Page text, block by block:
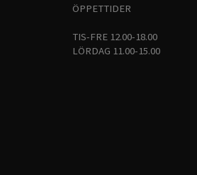
ÖPPETTIDER
TIS-FRE 12.00-18.00
LÖRDAG 11.00-15.00